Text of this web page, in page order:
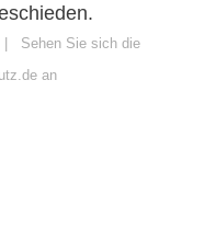
Sehen Sie sich die
an